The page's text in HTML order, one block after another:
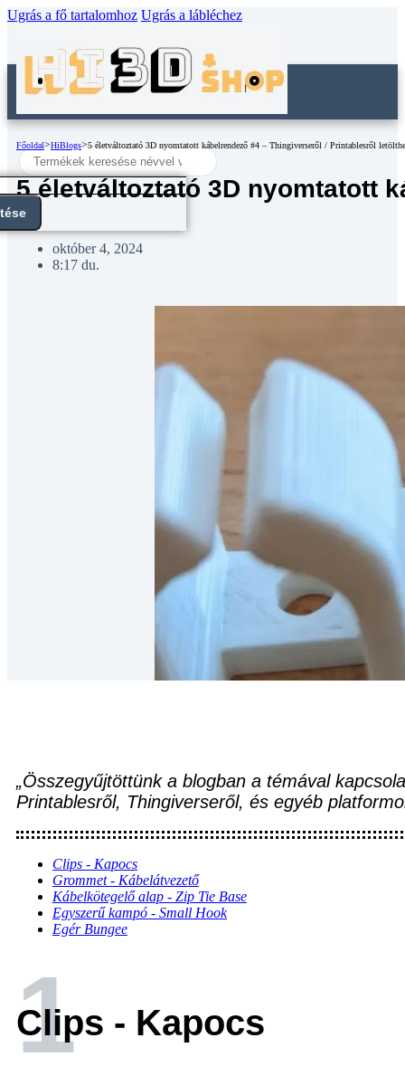
Ugrás a fő tartalomhoz Ugrás a lábléchez
Search
...
Főoldal>HiBlogs>5 életváltoztató 3D nyomtatott kábelrendező #4 – Thingiverseről / Printablesről
5 életváltoztató 3D nyomtatott
október 4, 2024
8:17 du.
„Összegyűjtöttünk a blogban a témával
Printablesről, Thingiverseről, és egyéb
Clips - Kapocs
Grommet - Kábelátvezető
Kábelkötegelő alap - Zip Tie Base
Egyszerű kampó - Small Hook
Egér Bungee
1
Clips - Kapocs